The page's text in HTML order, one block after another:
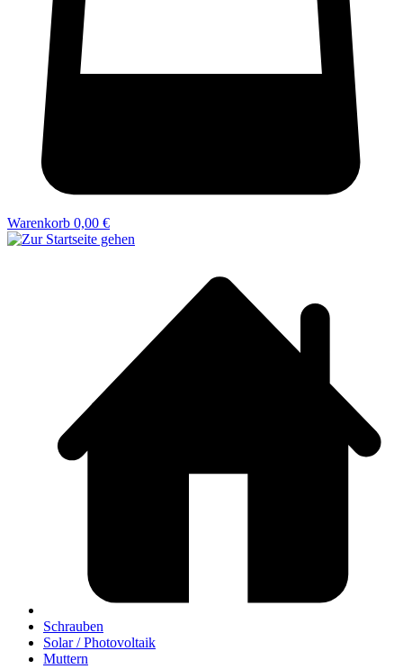
Warenkorb 0,00 €
Schrauben
Solar / Photovoltaik
Muttern